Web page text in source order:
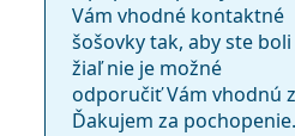
Vám vhodné kontaktné
šošovky tak, aby ste
žiaľ nie je možné
odporučiť Vám vhodnú
Ďakujem za